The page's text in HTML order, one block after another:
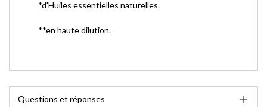
*d'Huiles essentielles naturelles.
**en haute dilution.
Questions et réponses